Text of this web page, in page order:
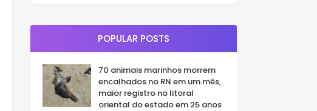
POPULAR POSTS
70 animais marinhos morrem
encalhados no RN em um mês,
maior registro no litoral
oriental do estado em 25 anos